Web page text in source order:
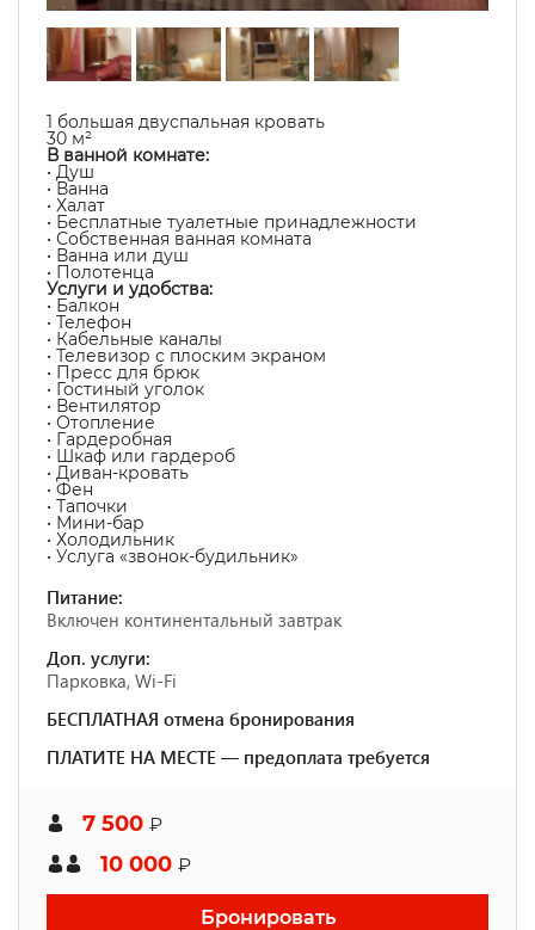
1 большая двуспальная кровать
30 м²
В ванной комнате:
• Душ
• Ванна
• Халат
• Бесплатные туалетные принадлежности
• Собственная ванная комната
• Ванна или душ
• Полотенца
Услуги и удобства:
• Балкон
• Телефон
• Кабельные каналы
• Телевизор с плоским экраном
• Пресс для брюк
• Гостиный уголок
• Вентилятор
• Отопление
• Гардеробная
• Шкаф или гардероб
• Диван-кровать
• Фен
• Тапочки
• Мини-бар
• Холодильник
• Услуга «звонок-будильник»
Питание:
Включен континентальный завтрак
Доп. услуги:
Парковка, Wi-Fi
БЕСПЛАТНАЯ отмена бронирования
ПЛАТИТЕ НА МЕСТЕ — предоплата требуется
7 500 ₽
10 000 ₽
Бронировать